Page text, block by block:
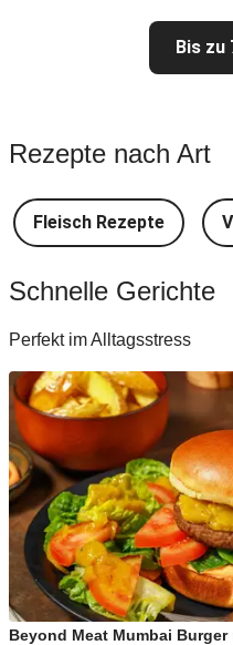
Bis zu
Rezepte nach Art
Fleisch Rezepte
Schnelle Gerichte
Perfekt im Alltagsstress
Beyond Meat Mumbai Burger